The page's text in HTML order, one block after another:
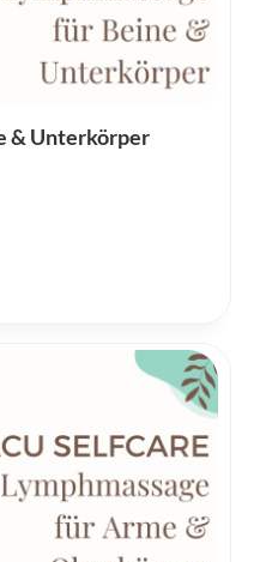
& Unterkörper